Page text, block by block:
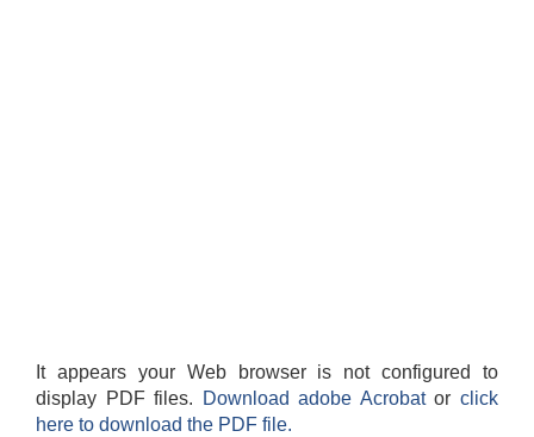
It appears your Web browser is not configured to
display PDF files.
Download adobe Acrobatorclick
here to download the PDF file.